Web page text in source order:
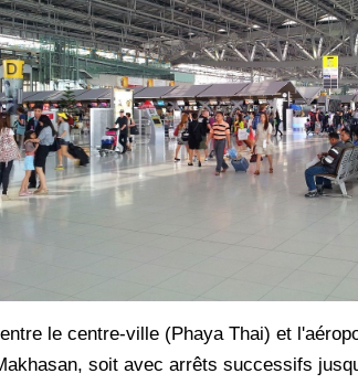
le centre-ville (Phaya Thai) et
soit avec arrêts successifs